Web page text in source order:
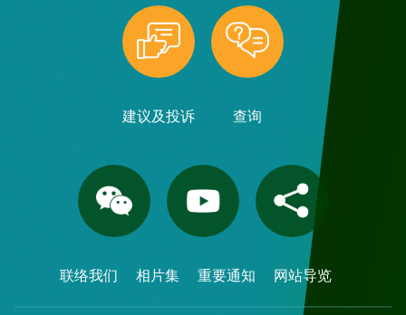
建议及投诉 查询
联络我们 相片集 重要通知 网站导览